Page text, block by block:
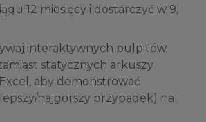
12 miesięcy i dostarczyć w 9,
interaktywnych pulpitów
statycznych arkuszy
aby demonstrować
najgorszy przypadek) na